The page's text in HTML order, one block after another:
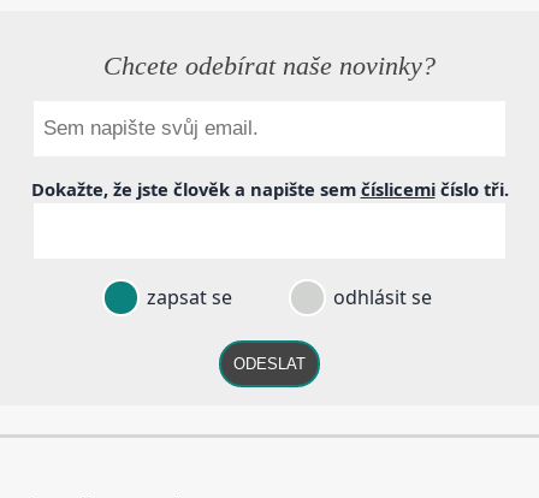
Chcete odebírat naše novinky?
Dokažte, že jste člověk a napište sem číslicemičíslo tři.
zapsat se odhlásit se
ODESLAT